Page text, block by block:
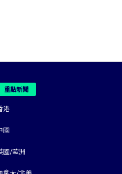
重點新聞
港
國
國/歐洲